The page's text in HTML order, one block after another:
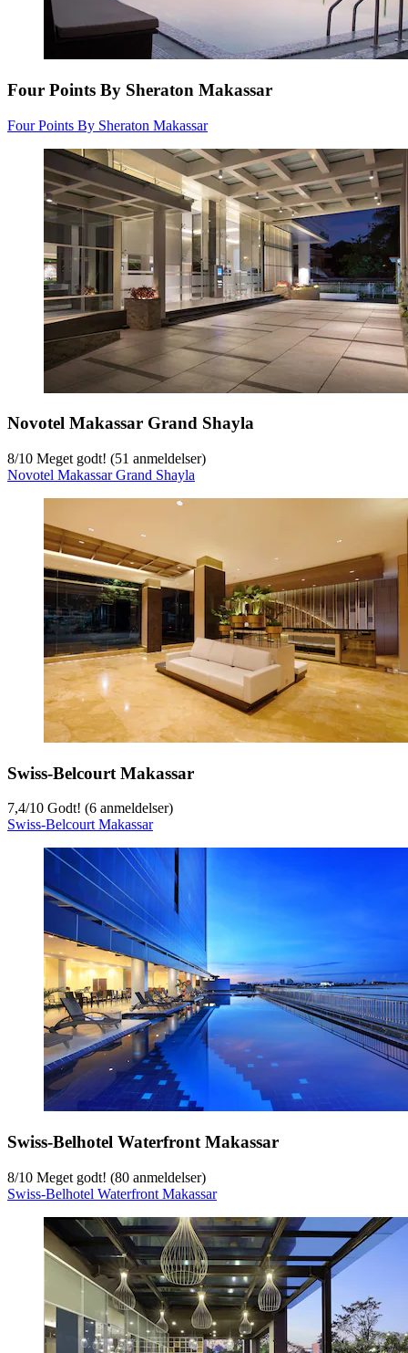
Four Points By Sheraton Makassar
Four Points By Sheraton Makassar
Novotel Makassar Grand Shayla
8/10 Meget godt! (51 anmeldelser)
Novotel Makassar Grand Shayla
Swiss-Belcourt Makassar
7,4/10 Godt! (6 anmeldelser)
Swiss-Belcourt Makassar
Swiss-Belhotel Waterfront Makassar
8/10 Meget godt! (80 anmeldelser)
Swiss-Belhotel Waterfront Makassar